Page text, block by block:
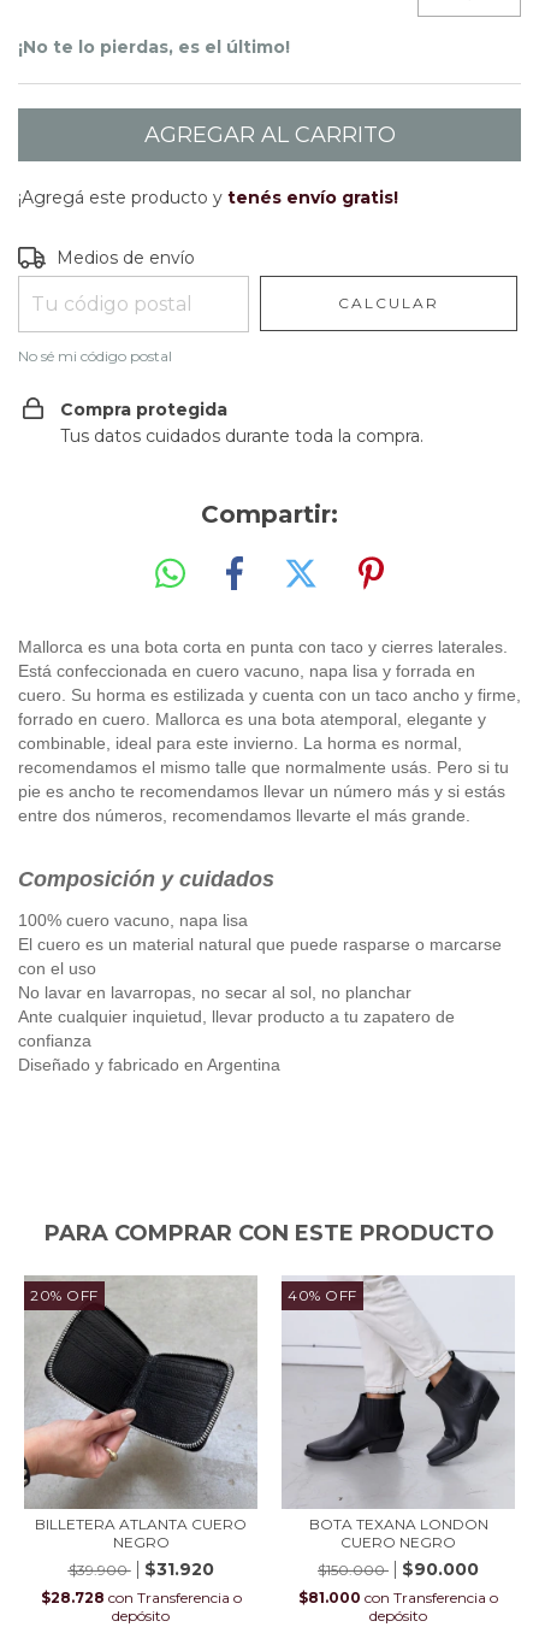
¡No te lo pierdas, es el último!
¡Agregá este producto y tenés envío gratis!
Entregas para el CP:
Medios de envío
CALCULAR
No sé mi código postal
Compra protegida
Tus datos cuidados durante toda la compra.
Compartir:
Mallorca es una bota corta en punta con taco y cierres laterales.
Está confeccionada en cuero vacuno, napa lisa y forrada en
cuero. Su horma es estilizada y cuenta con un taco ancho y firme,
forrado en cuero. Mallorca es una bota atemporal, elegante y
combinable, ideal para este invierno. La horma es normal,
recomendamos el mismo talle que normalmente usás. Pero si tu
pie es ancho te recomendamos llevar un número más y si estás
entre dos números, recomendamos llevarte el más grande.
Composición y cuidados
100% cuero vacuno, napa lisa
El cuero es un material natural que puede rasparse o marcarse
con el uso
No lavar en lavarropas, no secar al sol, no planchar
Ante cualquier inquietud, llevar producto a tu zapatero de
confianza
Diseñado y fabricado en Argentina
PARA COMPRAR CON ESTE PRODUCTO
20% OFF
BILLETERA ATLANTA CUERO
NEGRO
$39.900
$31.920
$28.728 con Transferencia o
depósito
40% OFF
BOTA TEXANA LONDON
CUERO NEGRO
$150.000
$90.000
$81.000 con Transferencia o
depósito